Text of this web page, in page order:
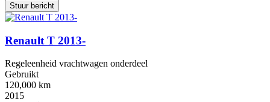
Stuur bericht
Renault T 2013-
Regeleenheid vrachtwagen onderdeel
Gebruikt
120,000 km
2015